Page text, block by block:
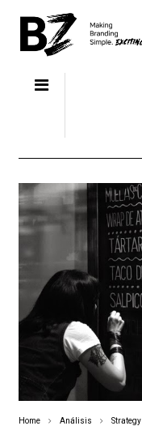
Home Análisis Strategy